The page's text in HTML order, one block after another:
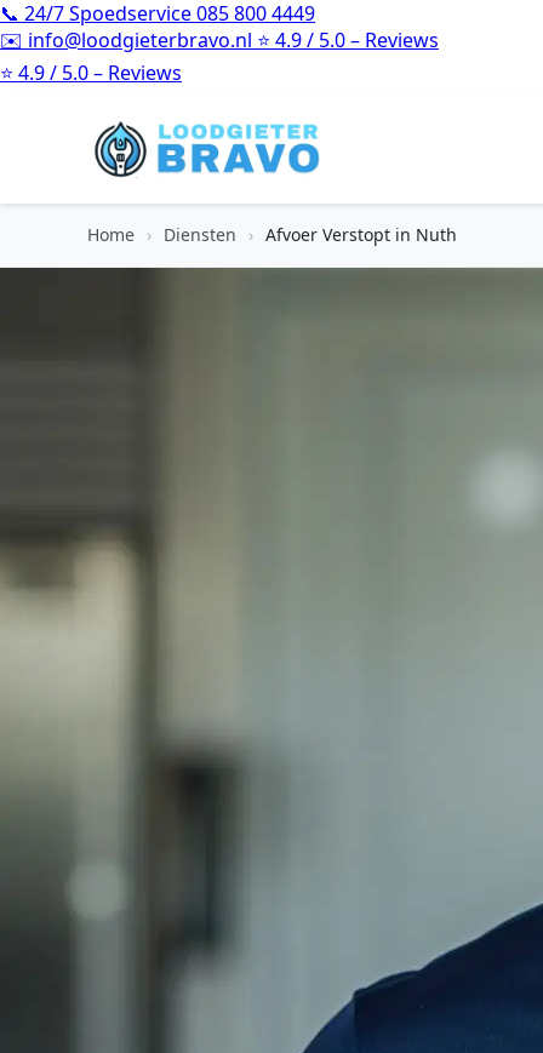
📞 24/7 Spoedservice085 800 4449
✉️ info@loodgieterbravo.nl ⭐ 4.9 / 5.0 – Reviews
⭐ 4.9 / 5.0 – Reviews
Home › Diensten › Afvoer Verstopt in Nuth